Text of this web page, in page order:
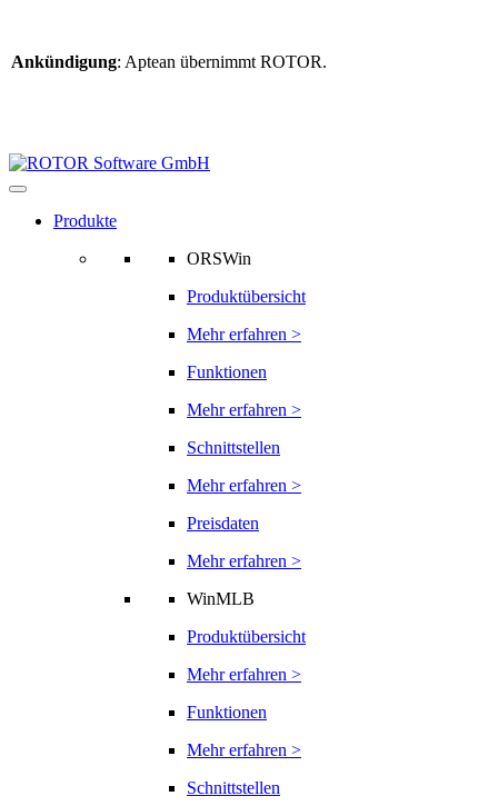
Ankündigung: Aptean übernimmt ROTOR.
Produkte
ORSWin
Produktübersicht
Mehr erfahren >
Funktionen
Mehr erfahren >
Schnittstellen
Mehr erfahren >
Preisdaten
Mehr erfahren >
WinMLB
Produktübersicht
Mehr erfahren >
Funktionen
Mehr erfahren >
Schnittstellen